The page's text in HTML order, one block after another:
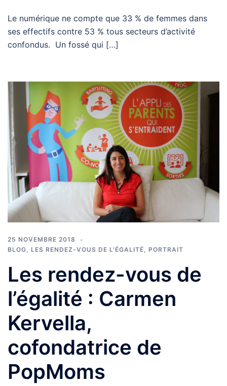
Le numérique ne compte que 33 % de femmes dans
ses effectifs contre 53 % tous secteurs d’activité
confondus. Un fossé qui […]
25 NOVEMBRE 2018
BLOG, LES RENDEZ-VOUS DE L'ÉGALITÉ, PORTRAIT
Les rendez-vous de
l’égalité : Carmen
Kervella,
cofondatrice de
PopMoms